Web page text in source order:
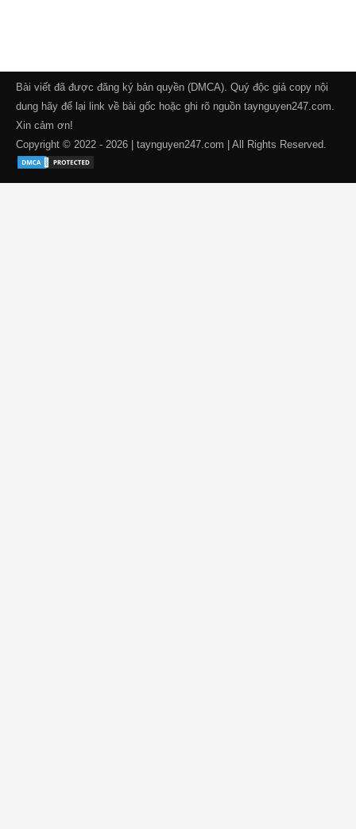
Bài viết đã được đăng ký bản quyền (DMCA). Quý độc giả copy nội
dung hãy để lại link về bài gốc hoặc ghi rõ nguồn taynguyen247.com.
Xin cảm ơn!
Copyright © 2022 - 2026 | taynguyen247.com | All Rights Reserved.